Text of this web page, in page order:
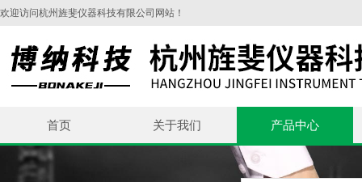
欢迎访问杭州旌斐仪器科技有限公司网站！
首页 关于我们 产品中心